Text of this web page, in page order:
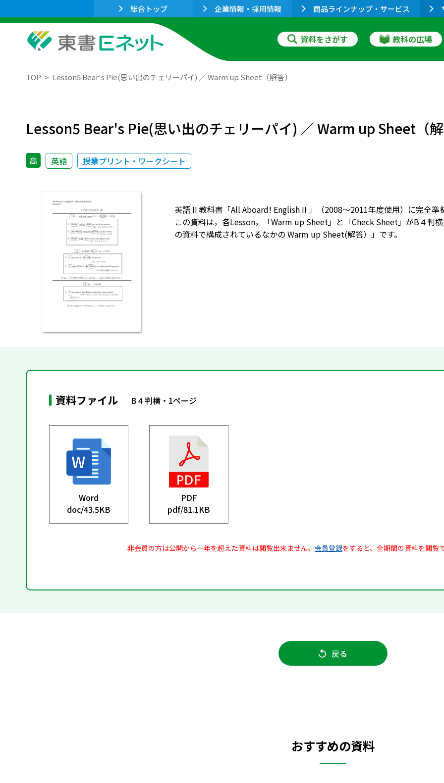
総合トップ 企業情報・採用情報 商品ラインナップ・サービス
資料をさがす 教科の広場
TOP Lesson5 Bear's Pie(思い出のチェリーパイ) ／ Warm up Sheet（解答）
Lesson5 Bear's Pie(思い出のチェリーパイ) ／ Warm up Sheet（解
高 英語 授業プリント・ワークシート
英語 II 教科書「All Aboard! English II 」（2008～2011年度使用）に完全準
この資料は，各Lesson，「Warm up Sheet」と「Check Sheet」がB４判
の資料で構成されているなかの Warm up Sheet(解答）」です。
資料ファイル B４判横・1ページ
Word
doc/43.5KB
PDF
pdf/81.1KB
非会員の方は公開から一年を超えた資料は閲覧出来ません。 会員登録をすると、全期間の資料を閲覧
戻る
おすすめの資料